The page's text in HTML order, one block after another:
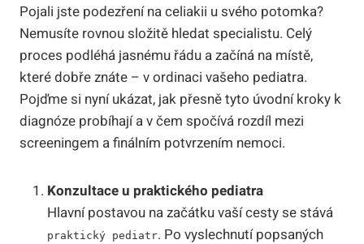
Pojali jste podezření na celiakii u svého potomka?
Nemusíte rovnou složitě hledat specialistu. Celý
proces podléhá jasnému řádu a začíná na místě,
které dobře znáte – v ordinaci vašeho pediatra.
Pojďme si nyní ukázat, jak přesně tyto úvodní kroky k
diagnóze probíhají a v čem spočívá rozdíl mezi
screeningem a finálním potvrzením nemoci.
Konzultace u praktického pediatra
Hlavní postavou na začátku vaší cesty se stává
praktický pediatr. Po vyslechnutí popsaných